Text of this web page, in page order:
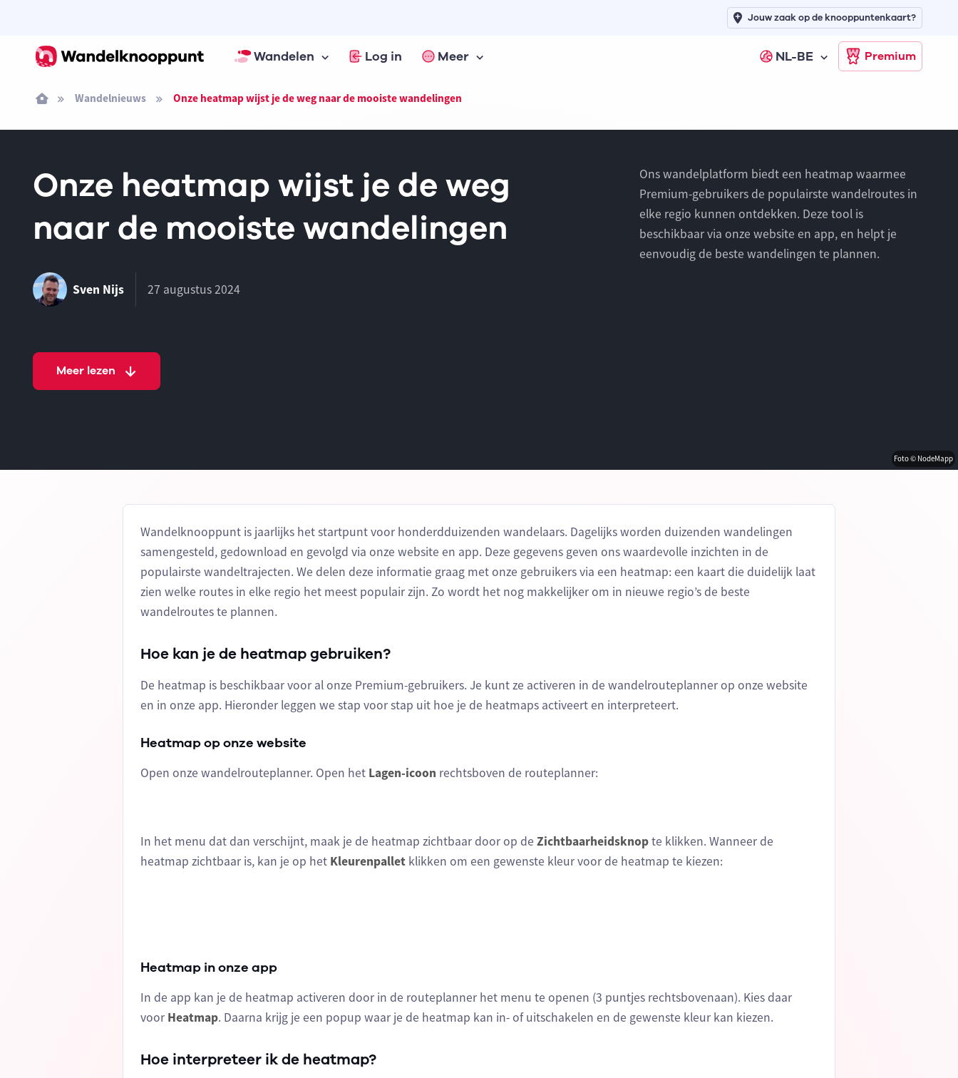
Wandelen Log in Meer NL-BE Premium
Jouw zaak op de knooppuntenkaart?
Wandelnieuws Onze heatmap wijst je de weg naar de mooiste wandelingen
Foto © NodeMapp
Onze heatmap wijst je de weg
naar de mooiste wandelingen
Sven Nijs 27 augustus 2024
Meer lezen
Ons wandelplatform biedt een heatmap waarmee
Premium-gebruikers de populairste wandelroutes in
elke regio kunnen ontdekken. Deze tool is
beschikbaar via onze website en app, en helpt je
eenvoudig de beste wandelingen te plannen.
Wandelknooppunt is jaarlijks het startpunt voor honderdduizenden wandelaars. Dagelijks worden duizenden wandelingen
samengesteld, gedownload en gevolgd via onze website en app. Deze gegevens geven ons waardevolle inzichten in de
populairste wandeltrajecten. We delen deze informatie graag met onze gebruikers via een heatmap: een kaart die duidelijk laat
zien welke routes in elke regio het meest populair zijn. Zo wordt het nog makkelijker om in nieuwe regio’s de beste
wandelroutes te plannen.
Hoe kan je de heatmap gebruiken?
De heatmap is beschikbaar voor al onze Premium-gebruikers. Je kunt ze activeren in de wandelrouteplanner op onze website
en in onze app. Hieronder leggen we stap voor stap uit hoe je de heatmaps activeert en interpreteert.
Heatmap op onze website
Open onze wandelrouteplanner. Open het Lagen-icoon rechtsboven de routeplanner:
In het menu dat dan verschijnt, maak je de heatmap zichtbaar door op de Zichtbaarheidsknopte klikken. Wanneer de
heatmap zichtbaar is, kan je op het Kleurenpalletklikken om een gewenste kleur voor de heatmap te kiezen:
Heatmap in onze app
In de app kan je de heatmap activeren door in de routeplanner het menu te openen (3 puntjes rechtsbovenaan). Kies daar
voor Heatmap. Daarna krijg je een popup waar je de heatmap kan in- of uitschakelen en de gewenste kleur kan kiezen.
Hoe interpreteer ik de heatmap?